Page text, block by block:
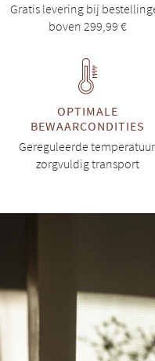
Gratis levering bij
boven 299,99 €
OPTIMALE
BEWAARCONDITIES
Gereguleerde
zorgvuldig transport